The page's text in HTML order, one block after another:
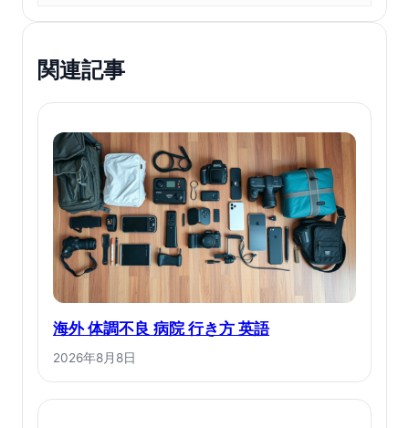
関連記事
海外 体調不良 病院 行き方 英語
2026年8月8日